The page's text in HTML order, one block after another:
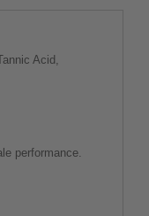
Acid,
performance.